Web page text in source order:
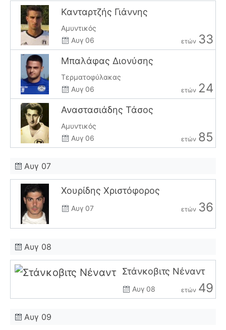
Κανταρτζής Γιάννης
Αμυντικός
Αυγ 06
ετών 33
Μπαλάφας Διονύσης
Τερματοφύλακας
Αυγ 06
ετών 24
Αναστασιάδης Τάσος
Αμυντικός
Αυγ 06
ετών 85
Αυγ 07
Χουρίδης Χριστόφορος
Αυγ 07 ετών 36
Αυγ 08
Στάνκοβιτς Νέναντ
Αυγ 08 ετών 49
Αυγ 09